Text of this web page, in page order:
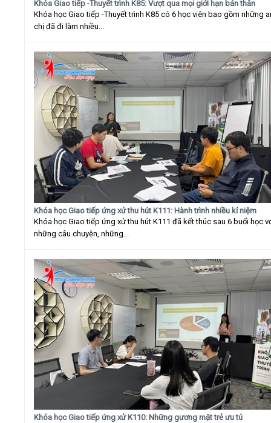
Khóa Giao tiếp -Thuyết trình K85: Vượt qua mọi giới hạn bản thân
Khóa học Giao tiếp -Thuyết trình K85 có 6 học viên bao gồm những
chị đã đi làm nhiều...
Khóa học Giao tiếp ứng xử thu hút K111: Hành trình nhiều kỉ niệm
Khóa học Giao tiếp ứng xử thu hút K111 đã kết thúc sau 6 buổi học
những câu chuyện, những...
Khóa học Giao tiếp ứng xử K110: Những gương mặt trẻ ưu tú